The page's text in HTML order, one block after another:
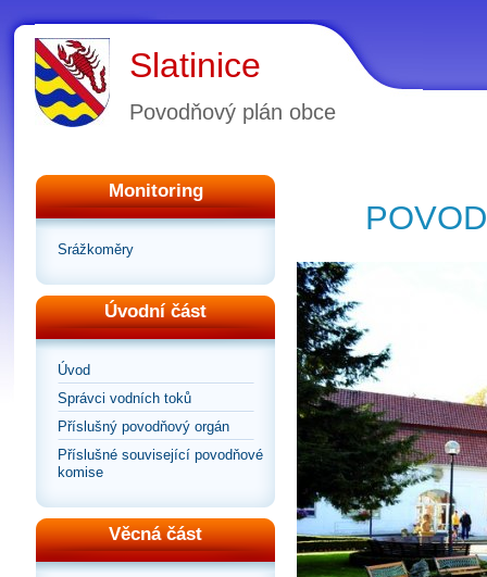
Slatinice
Povodňový plán obce
Monitoring
Srážkoměry
Úvodní část
Úvod
Správci vodních toků
Příslušný povodňový orgán
Příslušné související povodňové
komise
Věcná část